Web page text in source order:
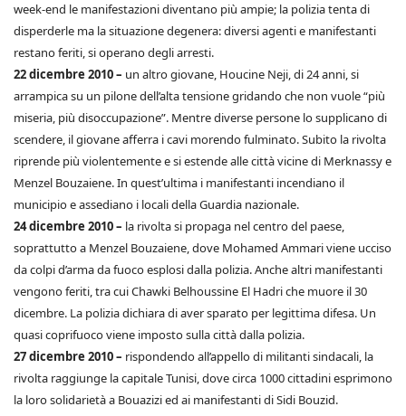
week-end le manifestazioni diventano più ampie; la polizia tenta di
disperderle ma la situazione degenera: diversi agenti e manifestanti
restano feriti, si operano degli arresti.
22 dicembre 2010 – un altro giovane, Houcine Neji, di 24 anni, si
arrampica su un pilone dell’alta tensione gridando che non vuole “più
miseria, più disoccupazione”. Mentre diverse persone lo supplicano di
scendere, il giovane afferra i cavi morendo fulminato. Subito la rivolta
riprende più violentemente e si estende alle città vicine di Merknassy e
Menzel Bouzaiene. In quest’ultima i manifestanti incendiano il
municipio e assediano i locali della Guardia nazionale.
24 dicembre 2010 – la rivolta si propaga nel centro del paese,
soprattutto a Menzel Bouzaiene, dove Mohamed Ammari viene ucciso
da colpi d’arma da fuoco esplosi dalla polizia. Anche altri manifestanti
vengono feriti, tra cui Chawki Belhoussine El Hadri che muore il 30
dicembre. La polizia dichiara di aver sparato per legittima difesa. Un
quasi coprifuoco viene imposto sulla città dalla polizia.
27 dicembre 2010 – rispondendo all’appello di militanti sindacali, la
rivolta raggiunge la capitale Tunisi, dove circa 1000 cittadini esprimono
la loro solidarietà a Bouazizi ed ai manifestanti di Sidi Bouzid.